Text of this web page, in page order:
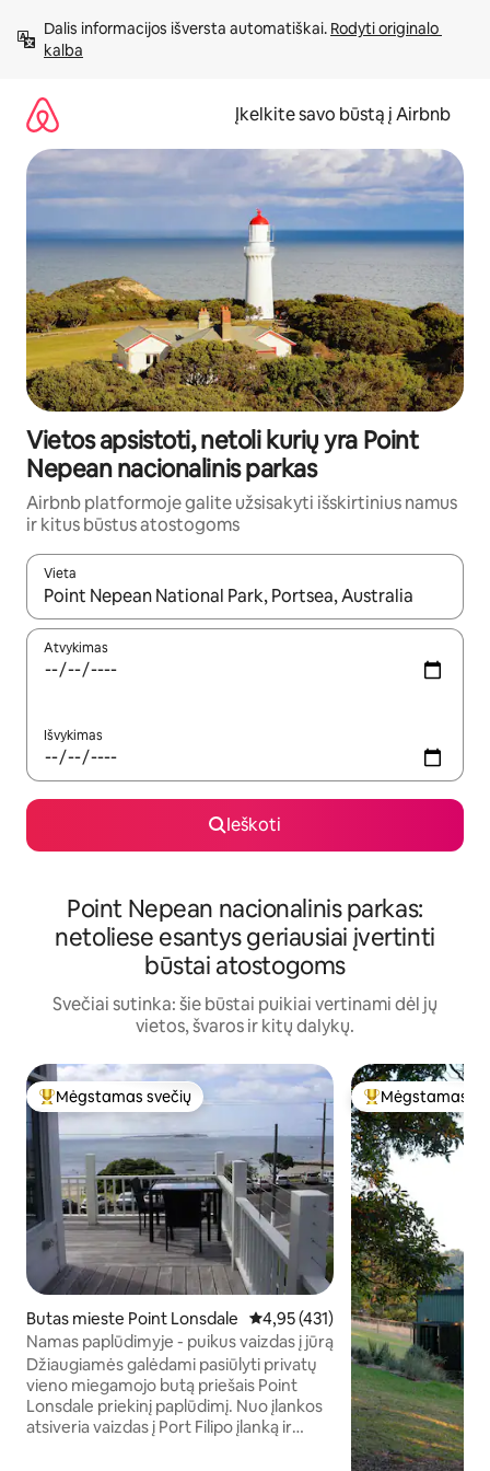
prie
turinio
Dalis informacijos išversta automatiškai. Rodyti originalo
kalba
Įkelkite savo būstą į Airbnb
Vietos apsistoti, netoli kurių yra Point
Nepean nacionalinis parkas
Airbnb platformoje galite užsisakyti išskirtinius namus
ir kitus būstus atostogoms
Vieta
Kai pasirodys paieškos rezultatai, juos naršyti galite
Atvykimas
Išvykimas
Ieškoti
Point Nepean nacionalinis parkas:
netoliese esantys geriausiai įvertinti
būstai atostogoms
Svečiai sutinka: šie būstai puikiai vertinami dėl jų
vietos, švaros ir kitų dalykų.
Svečių mėgstamiausias
Mėgstamas svečių
Butas mieste Point Lonsdale Vidutinis įvertinimas: 4,95 iš 5,
4,95 (431)
Namas paplūdimyje - puikus vaizdas į jūrą
Džiaugiamės galėdami pasiūlyti privatų
vieno miegamojo butą priešais Point
Lonsdale priekinį paplūdimį. Nuo įlankos
atsiveria vaizdas į Port Filipo įlanką ir
Svečių
Mėgstamas